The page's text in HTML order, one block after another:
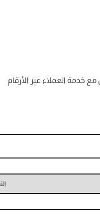
خدمة العملاء عبر الأرقام